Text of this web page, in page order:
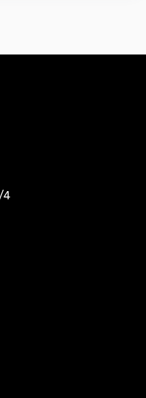
4